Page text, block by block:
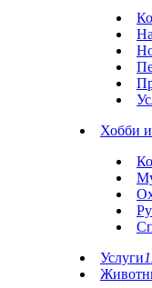
Хобби
Услуги